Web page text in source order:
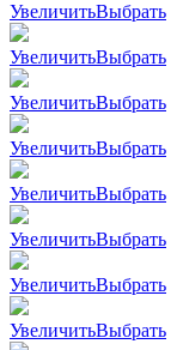
УвеличитьВыбрать
УвеличитьВыбрать
УвеличитьВыбрать
УвеличитьВыбрать
УвеличитьВыбрать
УвеличитьВыбрать
УвеличитьВыбрать
УвеличитьВыбрать